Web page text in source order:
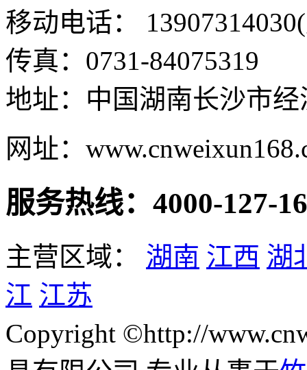
移动电话：
传真：0731-84075319
地址：中国湖南长沙市
网址：
服务热线：4000-127-
主营区域： 湖南 江西 湖
江 江苏
Copyright ©http://